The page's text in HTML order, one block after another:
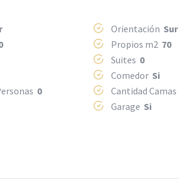
Orientación Sur
Propios m2 70
Suites 0
Comedor Si
0 Cantidad Camas
Garage Si